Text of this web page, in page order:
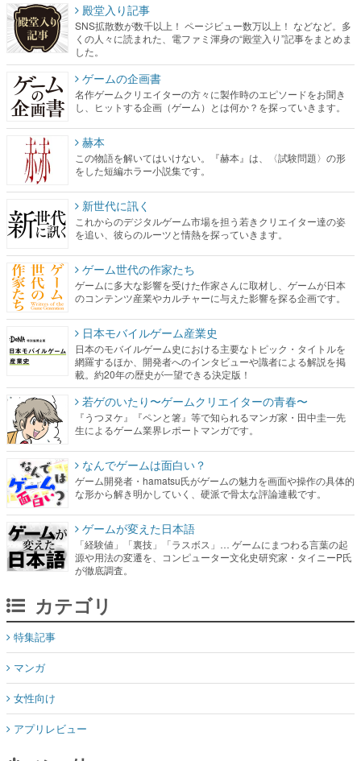
殿堂入り記事
SNS拡散数が数千以上！ ページビュー数万以上！ などなど。多
くの人々に読まれた、電ファミ渾身の“殿堂入り”記事をまとめま
した。
ゲームの企画書
名作ゲームクリエイターの方々に製作時のエピソードをお聞き
し、ヒットする企画（ゲーム）とは何か？を探っていきます。
赫本
この物語を解いてはいけない。『赫本』は、〈試験問題〉の形
をした短編ホラー小説集です。
新世代に訊く
これからのデジタルゲーム市場を担う若きクリエイター達の姿
を追い、彼らのルーツと情熱を探っていきます。
ゲーム世代の作家たち
ゲームに多大な影響を受けた作家さんに取材し、ゲームが日本
のコンテンツ産業やカルチャーに与えた影響を探る企画です。
日本モバイルゲーム産業史
日本のモバイルゲーム史における主要なトピック・タイトルを
網羅するほか、開発者へのインタビューや識者による解説を掲
載。約20年の歴史が一望できる決定版！
若ゲのいたり〜ゲームクリエイターの青春〜
『うつヌケ』『ペンと箸』等で知られるマンガ家・田中圭一先
生によるゲーム業界レポートマンガです。
なんでゲームは面白い？
ゲーム開発者・hamatsu氏がゲームの魅力を画面や操作の具体的
な形から解き明かしていく、硬派で骨太な評論連載です。
ゲームが変えた日本語
「経験値」「裏技」「ラスボス」… ゲームにまつわる言葉の起
源や用法の変遷を、コンピューター文化史研究家・タイニーP氏
が徹底調査。
カテゴリ
特集記事
マンガ
女性向け
アプリレビュー